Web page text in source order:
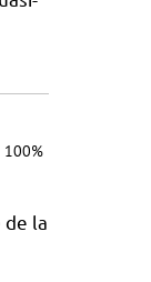
100%
de la